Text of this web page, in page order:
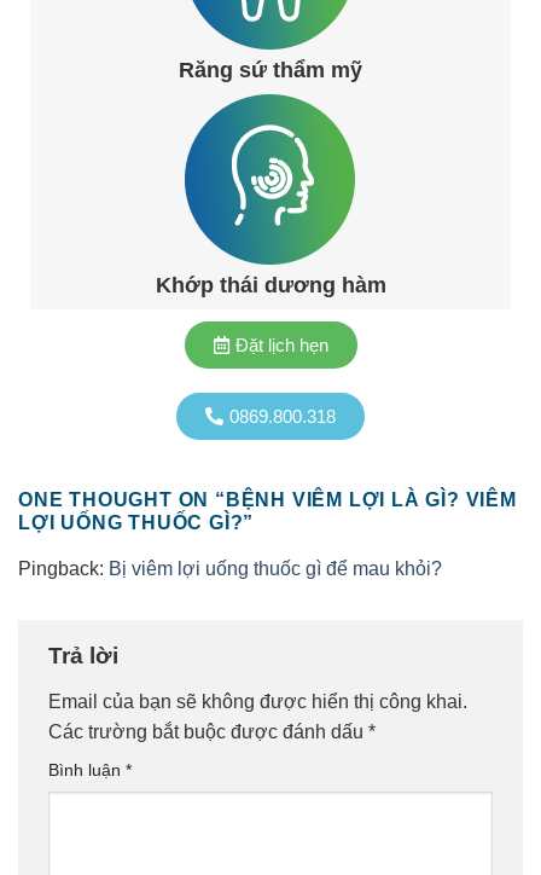
Răng sứ thẩm mỹ
Khớp thái dương hàm
0869.800.318
Đặt lịch hẹn
ONE THOUGHT ON “ BỆNH VIÊM LỢI LÀ GÌ? VIÊM
LỢI UỐNG THUỐC GÌ?”
Pingback: Bị viêm lợi uống thuốc gì để mau khỏi?
Trả lời
Email của bạn sẽ không được hiển thị công khai.
Các trường bắt buộc được đánh dấu *
Bình luận *